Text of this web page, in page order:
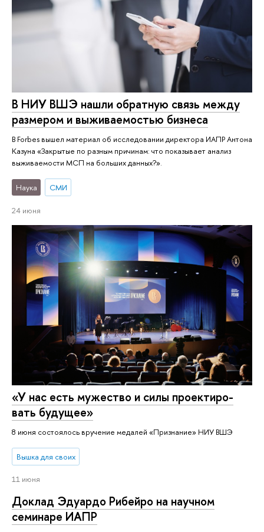
В НИУ ВШЭ нашли обратную связь между
размером и выживаемостью бизнеса
В Forbes вышел материал об исследовании директора ИАПР Антона
Казуна «Закрытые по разным причинам: что показывает анализ
выживаемости МСП на больших данных?».
Наука СМИ
24 июня
«У нас есть мужество и силы про­ек­ти­ро­
вать будущее»
8 июня состоялось вручение медалей «Признание» НИУ ВШЭ
Вышка для своих
11 июня
Доклад Эдуардо Рибейро на научном
семинаре ИАПР